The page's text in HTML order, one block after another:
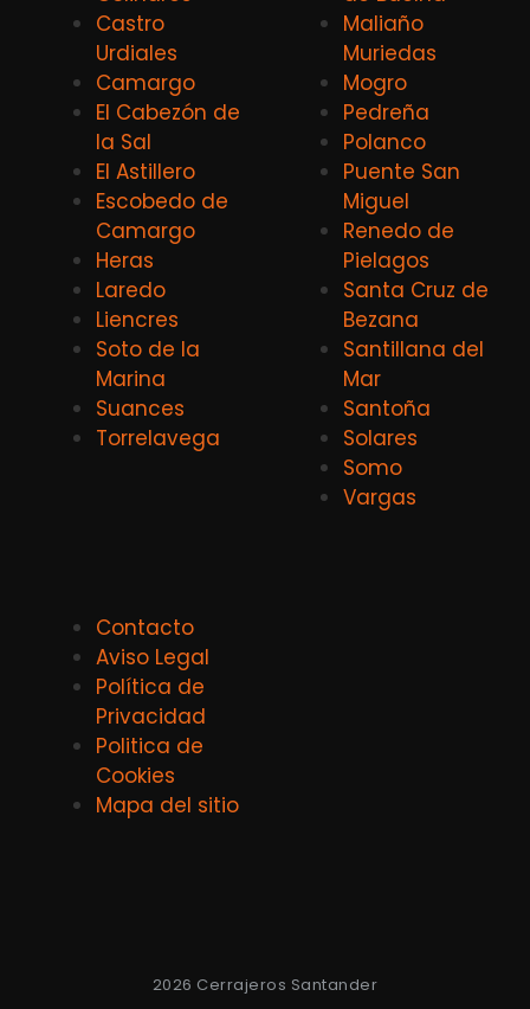
Castro
Urdiales
Camargo
El Cabezón de
la Sal
El Astillero
Escobedo de
Camargo
Heras
Laredo
Liencres
Soto de la
Marina
Suances
Torrelavega
Maliaño
Muriedas
Mogro
Pedreña
Polanco
Puente San
Miguel
Renedo de
Pielagos
Santa Cruz de
Bezana
Santillana del
Mar
Santoña
Solares
Somo
Vargas
Contacto
Aviso Legal
Política de
Privacidad
Politica de
Cookies
Mapa del sitio
2026 Cerrajeros Santander